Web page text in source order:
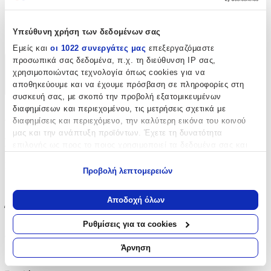
Υπεύθυνη χρήση των δεδομένων σας
Εμείς και οι 1022 συνεργάτες μας επεξεργαζόμαστε
προσωπικά σας δεδομένα, π.χ. τη διεύθυνση IP σας,
χρησιμοποιώντας τεχνολογία όπως cookies για να
αποθηκεύουμε και να έχουμε πρόσβαση σε πληροφορίες στη
συσκευή σας, με σκοπό την προβολή εξατομικευμένων
διαφημίσεων και περιεχομένου, τις μετρήσεις σχετικά με
διαφημίσεις και περιεχόμενο, την καλύτερη εικόνα του κοινού
μας και την ανάπτυξη προϊόντων. Έχετε τη δυνατότητα
Να συλλέξουμε πληροφορίες σχετικά με τη γεωγραφική
σας τοποθεσία, οι οποίες μπορεί να είναι ακριβείς σε
απόσταση μερικών μέτρων
Να αναγνωρίσουμε τη συσκευή σας σαρώνοντας ενεργά
για συγκεκριμένα χαρακτηριστικά (δακτυλικό αποτύπωμα)
Μάθετε περισσότερα σχετικά με τον τρόπο επεξεργασίας των
Προβολή λεπτομερειών
Αποδοχή όλων
Ρυθμίσεις για τα cookies
Άρνηση
cm
Χαρακτηριστικά
+
Χαρακτηριστικά
Έξτρα Χαρακτηριστικά
Αφρώδες: